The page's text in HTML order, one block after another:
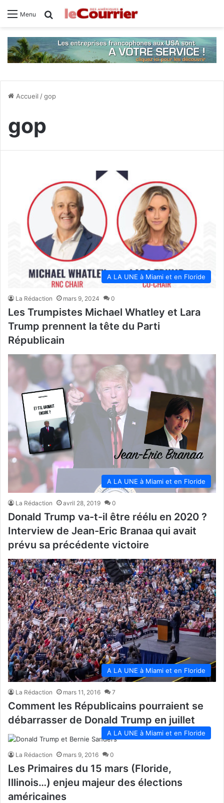
Menu Rechercher
Accueil /gop
gop
A LA UNE à Miami et en Floride
La Rédaction mars 9, 2024 0
Les Trumpistes Michael Whatley et Lara
Trump prennent la tête du Parti
Républicain
A LA UNE à Miami et en Floride
La Rédaction avril 28, 2019 0
Donald Trump va-t-il être réélu en 2020 ?
Interview de Jean-Eric Branaa qui avait
prévu sa précédente victoire
A LA UNE à Miami et en Floride
La Rédaction mars 11, 2016 7
Comment les Républicains pourraient se
débarrasser de Donald Trump en juillet
A LA UNE à Miami et en Floride
La Rédaction mars 9, 2016 0
Les Primaires du 15 mars (Floride,
Illinois…) enjeu majeur des élections
américaines